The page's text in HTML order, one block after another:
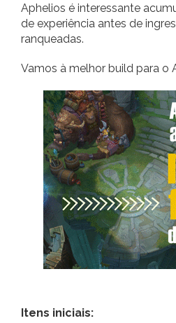
Aphelios é interessante
de experiência antes de
ranqueadas.
Vamos à melhor build para o
Itens iniciais: